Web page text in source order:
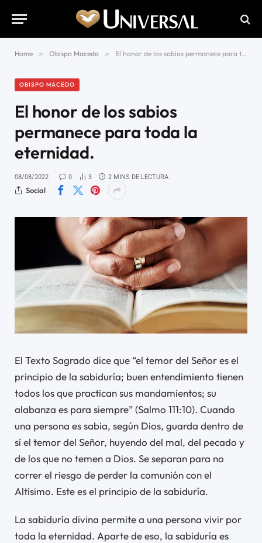
Home » Obispo Macedo » El honor de los sabios permanece para toda la eternidad.
OBISPO MACEDO
El honor de los sabios
permanece para toda la
eternidad.
08/08/2022 0 3 2 MINS DE LECTURA
Social
El Texto Sagrado dice que “el temor del Señor es el
principio de la sabiduría; buen entendimiento tienen
todos los que practican sus mandamientos; su
alabanza es para siempre” (Salmo 111:10). Cuando
una persona es sabia, según Dios, guarda dentro de
sí el temor del Señor, huyendo del mal, del pecado y
de los que no temen a Dios. Se separan para no
correr el riesgo de perder la comunión con el
Altísimo. Este es el principio de la sabiduría.
La sabiduría divina permite a una persona vivir por
toda la eternidad. Aparte de eso, la sabiduría es